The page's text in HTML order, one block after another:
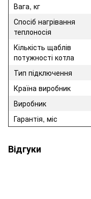
Вага, кг
Спосіб нагрівання
теплоносія
Кількість щаблів
потужності котла
Тип підключення
Країна виробник
Виробник
Гарантія, міс
Відгуки